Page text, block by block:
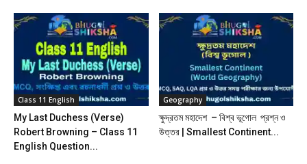
Class 11 English
My Last Duchess (Verse)
Robert Browning – Class 11
English Question...
Geography
ক্ষুদ্রতম মহাদেশ – বিশ্ব ভূগোল প্রশ্ন ও
উত্তর | Smallest Continent...